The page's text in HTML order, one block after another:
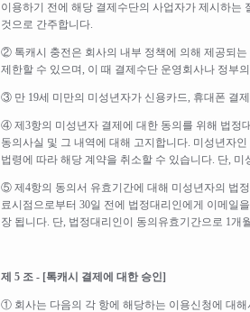
이용하기 전에 해당 결제수단의 사업자가 제시하는
것으로 간주합니다.
② 톡캐시 충전은 회사의 내부 정책에 의해 제공되
제한할 수 있으며, 이 때 결제수단 운영회사나 정부
③ 만 19세 미만의 미성년자가 신용카드, 휴대폰 결
④ 제3항의 미성년자 결제에 대한 동의를 위해 법정
동의사실 및 그 내역에 대해 고지합니다. 미성년자
법령에 따라 해당 계약을 취소할 수 있습니다. 단,
⑤ 제4항의 동의서 유효기간에 대해 미성년자의 법
료시점으로부터 30일 전에 법정대리인에게 이메일
장 됩니다. 단, 법정대리인이 동의유효기간으로 1
제 5 조 - [톡캐시 결제에 대한 승인]
① 회사는 다음의 각 항에 해당하는 이용신청에 대